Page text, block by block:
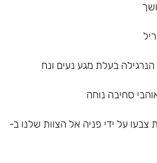
הנרגילה בעלת מגע נעים ונח
סחיבה נוחה
צבעו על ידי פניה אל הצוות שלנו ב-